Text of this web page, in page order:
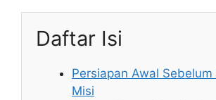
Daftar Isi
Persiapan Awal Sebelum
Misi